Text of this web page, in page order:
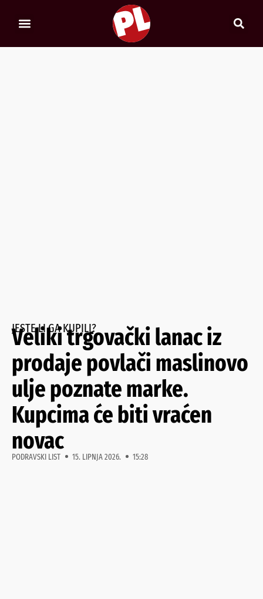
JESTE LI GA KUPILI?
Veliki trgovački lanac iz
prodaje povlači maslinovo
ulje poznate marke.
Kupcima će biti vraćen
novac
PODRAVSKI LIST 15. LIPNJA 2026. 15:28